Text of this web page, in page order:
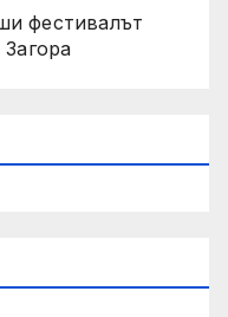
фестивалът